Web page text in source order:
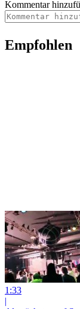
Kommentar
Empfohlen
1:33
|